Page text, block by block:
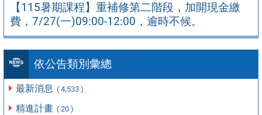
【115暑期課程】重補修第二階段，加開現金繳
費，7/27(一)09:00-12:00，逾時不候。
依公告類別彙總
最新消息 ( 4,533 )
精進計畫 ( 20 )